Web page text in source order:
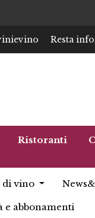
Resta
Ristoranti
di vino
e abbonamenti